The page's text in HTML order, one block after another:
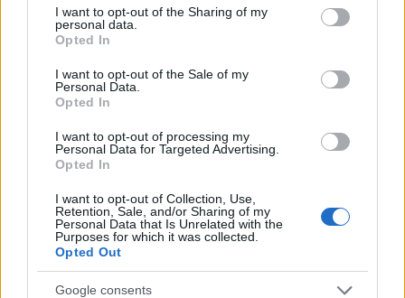
not limited to your visit or usage behaviour. You may click to
grant or deny consent to Google and its third-party tags to
use your data for below specified purposes in below Google
consent section.
I want to opt-out of the Sharing of my
personal data.
Opted In
I want to opt-out of the Sale of my
Personal Data.
Opted In
I want to opt-out of processing my
Personal Data for Targeted Advertising.
Opted In
I want to opt-out of Collection, Use,
Retention, Sale, and/or Sharing of my
Personal Data that Is Unrelated with the
Purposes for which it was collected.
Opted Out
Google consents
E-mail cím
Feliratkozom a hírlevélre és elfogadom az
adatvédelmi
szabályzatot!